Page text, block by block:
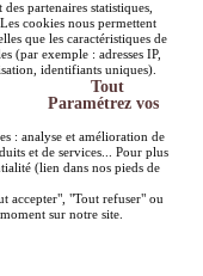
partenaires statistiques,
cookies nous permettent
que les caractéristiques de
(par exemple : adresses IP,
identifiants uniques).
Tout
Paramétrez vos
: analyse et amélioration de
et de services... Pour plus
(lien dans nos pieds de
accepter", "Tout refuser" ou
sur notre site.